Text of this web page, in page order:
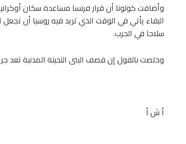
وأضافت كولونا أن قرار فرنسا مساعدة سكان
البقاء يأتي في الوقت الذي تريد فيه روسيا أن تجعل
سلاحا في الحرب.
وخلصت بالقول إن قصف البنى التحيتة المدنية تعد
أ ش أ